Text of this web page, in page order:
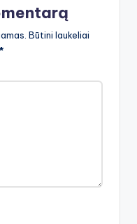
Būtini laukeliai
*